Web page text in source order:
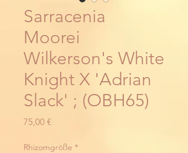
Sarracenia
Moorei
Wilkerson's White
Knight X 'Adrian
Slack' ; (OBH65)
75,00 €Preis
Rhizomgröße *